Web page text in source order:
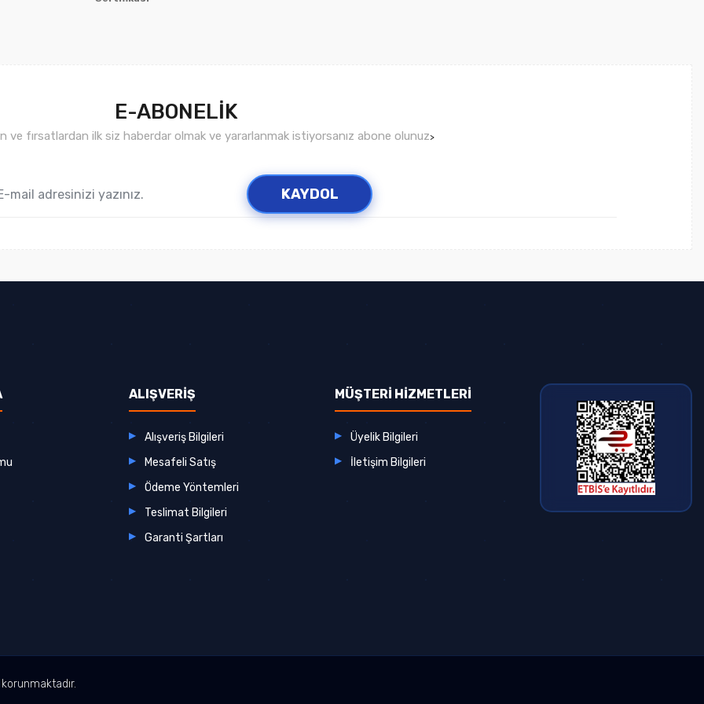
Gönder
E-ABONELİK
ve fırsatlardan ilk siz haberdar olmak ve yararlanmak istiyorsanız abone olunuz>
KAYDOL
ALIŞVERİŞ
Alışveriş Bilgileri
Mesafeli Satış
Ödeme Yöntemleri
Teslimat Bilgileri
Garanti Şartları
MÜŞTERİ HİZMETLERİ
Üyelik Bilgileri
İletişim Bilgileri